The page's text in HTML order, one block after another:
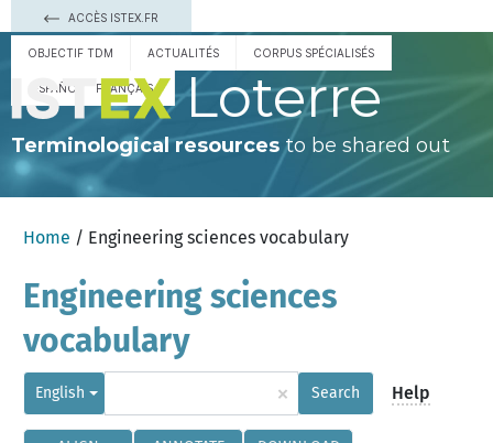
ACCÈS ISTEX.FR
OBJECTIF TDM ACTUALITÉS CORPUS SPÉCIALISÉS
ESPAÑOL FRANÇAIS Loterre
Terminological resourcesto be shared out
Home / Engineering sciences vocabulary
Engineering sciences
vocabulary
English × Search Help